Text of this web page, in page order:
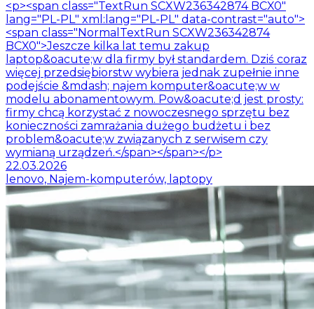
<p><span class="TextRun SCXW236342874 BCX0"
lang="PL-PL" xml:lang="PL-PL" data-contrast="auto">
<span class="NormalTextRun SCXW236342874
BCX0">Jeszcze kilka lat temu zakup
laptop&oacute;w dla firmy był standardem. Dziś coraz
więcej przedsiębiorstw wybiera jednak zupełnie inne
podejście &mdash; najem komputer&oacute;w w
modelu abonamentowym. Pow&oacute;d jest prosty:
firmy chcą korzystać z nowoczesnego sprzętu bez
konieczności zamrażania dużego budżetu i bez
problem&oacute;w związanych z serwisem czy
wymianą urządzeń.</span></span></p>
22.03.2026
lenovo, Najem-komputerów, laptopy